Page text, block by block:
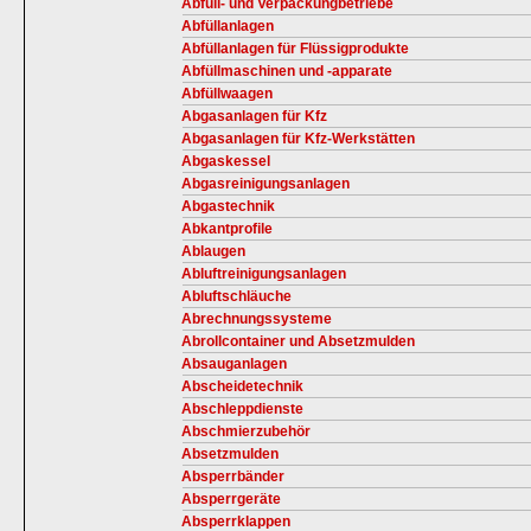
Abfüll- und Verpackungbetriebe
Abfüllanlagen
Abfüllanlagen für Flüssigprodukte
Abfüllmaschinen und -apparate
Abfüllwaagen
Abgasanlagen für Kfz
Abgasanlagen für Kfz-Werkstätten
Abgaskessel
Abgasreinigungsanlagen
Abgastechnik
Abkantprofile
Ablaugen
Abluftreinigungsanlagen
Abluftschläuche
Abrechnungssysteme
Abrollcontainer und Absetzmulden
Absauganlagen
Abscheidetechnik
Abschleppdienste
Abschmierzubehör
Absetzmulden
Absperrbänder
Absperrgeräte
Absperrklappen